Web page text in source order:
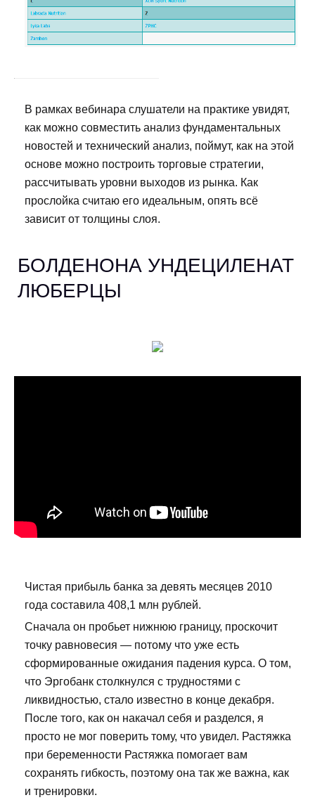
В рамках вебинара слушатели на практике увидят,
как можно совместить анализ фундаментальных
новостей и технический анализ, поймут, как на этой
основе можно построить торговые стратегии,
рассчитывать уровни выходов из рынка. Как
прослойка считаю его идеальным, опять всё
зависит от толщины слоя.
БОЛДЕНОНА УНДЕЦИЛЕНАТ
ЛЮБЕРЦЫ
Чистая прибыль банка за девять месяцев 2010
года составила 408,1 млн рублей.
Сначала он пробьет нижнюю границу, проскочит
точку равновесия — потому что уже есть
сформированные ожидания падения курса. О том,
что Эргобанк столкнулся с трудностями с
ликвидностью, стало известно в конце декабря.
После того, как он накачал себя и разделся, я
просто не мог поверить тому, что увидел. Растяжка
при беременности Растяжка помогает вам
сохранять гибкость, поэтому она так же важна, как
и тренировки.